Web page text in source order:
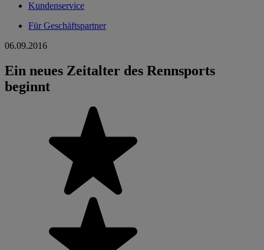
Kundenservice
Für Geschäftspartner
06.09.2016
Ein neues Zeitalter des Rennsports
beginnt